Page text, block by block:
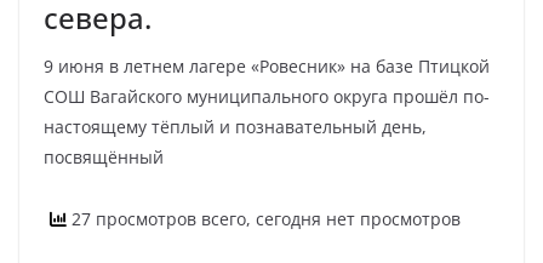
севера.
9 июня в летнем лагере «Ровесник» на базе Птицкой
СОШ Вагайского муниципального округа прошёл по-
настоящему тёплый и познавательный день,
посвящённый
27 просмотров всего, сегодня нет просмотров